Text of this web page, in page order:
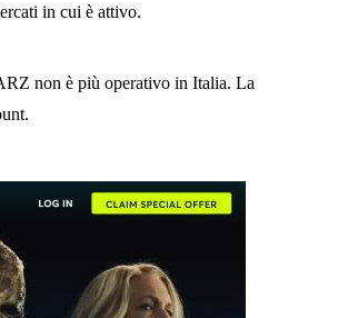
in cui è attivo.
non è più operativo in Italia. La